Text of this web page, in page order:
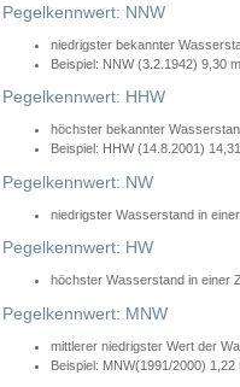
Pegelkennwert: NNW
niedrigster bekannter
Beispiel: NNW (3.2.1942) 9,30 m
Pegelkennwert: HHW
höchster bekannter
Beispiel: HHW (14.8.2001)
Pegelkennwert: NW
niedrigster Wasserstand in
Pegelkennwert: HW
höchster Wasserstand in einer
Pegelkennwert: MNW
mittlerer niedrigster Wert der
Beispiel: MNW(1991/2000) 1,22